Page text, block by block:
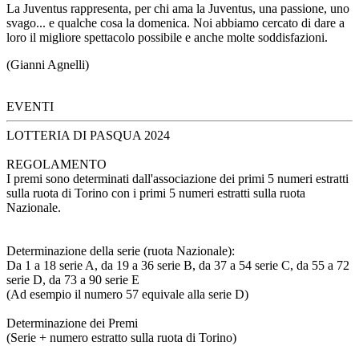
La Juventus rappresenta, per chi ama la Juventus, una passione, uno
svago... e qualche cosa la domenica. Noi abbiamo cercato di dare a
loro il migliore spettacolo possibile e anche molte soddisfazioni.
(Gianni Agnelli)
EVENTI
LOTTERIA DI PASQUA 2024
REGOLAMENTO
I premi sono determinati dall'associazione dei primi 5 numeri estratti
sulla ruota di Torino con i primi 5 numeri estratti sulla ruota
Nazionale.
Determinazione della serie (ruota Nazionale):
Da 1 a 18 serie A, da 19 a 36 serie B, da 37 a 54 serie C, da 55 a 72
serie D, da 73 a 90 serie E
(Ad esempio il numero 57 equivale alla serie D)
Determinazione dei Premi
(Serie + numero estratto sulla ruota di Torino)